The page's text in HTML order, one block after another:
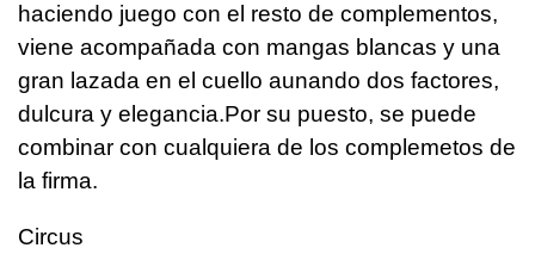
haciendo juego con el resto de complementos,
viene acompañada con mangas blancas y una
gran lazada en el cuello aunando dos factores,
dulcura y elegancia.Por su puesto, se puede
combinar con cualquiera de los complemetos de
la firma.
Circus